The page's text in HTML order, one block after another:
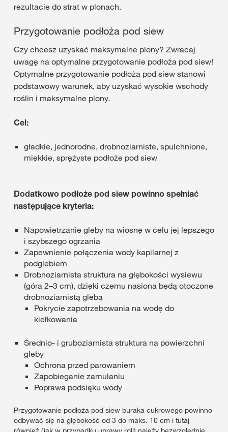
rezultacie do strat w plonach.
Przygotowanie podłoża pod siew
Czy chcesz uzyskać maksymalne plony? Zwracaj
uwagę na optymalne przygotowanie podłoża pod siew!
Optymalne przygotowanie podłoża pod siew stanowi
podstawowy warunek, aby uzyskać wysokie wschody
roślin i maksymalne plony.
Cel:
gładkie, jednorodne, drobnoziarniste, spulchnione,
miękkie, sprężyste podłoże pod siew
Dodatkowo podłoże pod siew powinno spełniać
następujące kryteria:
Napowietrzanie gleby na wiosnę w celu jej lepszego
i szybszego ogrzania
Zapewnienie połączenia wody kapilarnej z
podglebiem
Drobnoziarnista struktura na głębokości wysiewu
(góra 2–3 cm), dzięki czemu nasiona będą otoczone
drobnoziarnistą glebą
Pokrycie zapotrzebowania na wodę do
kiełkowania
Średnio- i gruboziarnista struktura na powierzchni
gleby
Ochrona przed parowaniem
Zapobieganie zamulaniu
Poprawa podsiąku wody
Przygotowanie podłoża pod siew buraka cukrowego powinno
odbywać się na głębokość od 3 do maks. 10 cm i tutaj